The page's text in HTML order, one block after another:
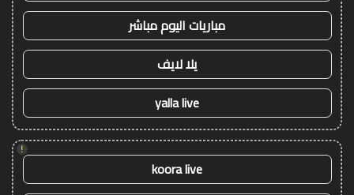
مباريات اليوم مباشر
يلا لايف
yalla live
!
koora live